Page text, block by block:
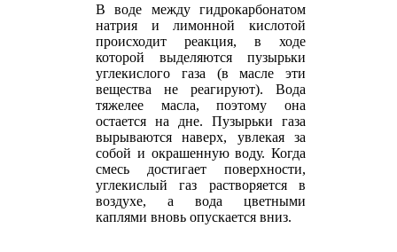
В воде между гидрокарбонатом
натрия и лимонной кислотой
происходит реакция, в ходе
которой выделяются пузырьки
углекислого газа (в масле эти
вещества не реагируют). Вода
тяжелее масла, поэтому она
остается на дне. Пузырьки газа
вырываются наверх, увлекая за
собой и окрашенную воду. Когда
смесь достигает поверхности,
углекислый газ растворяется в
воздухе, а вода цветными
каплями вновь опускается вниз.